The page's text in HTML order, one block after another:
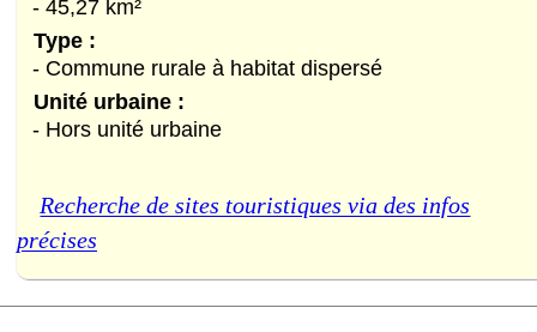
- 45,27 km²
Type :
- Commune rurale à habitat dispersé
Unité urbaine :
- Hors unité urbaine
Recherche de sites touristiques via des infos
précises